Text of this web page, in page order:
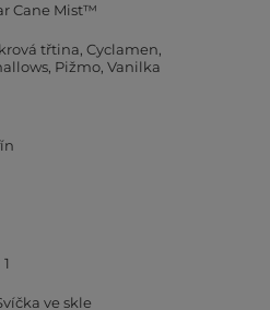
Cane Mist™
třtina Cyclamen
Pižmo Vanilka
1
ve skle